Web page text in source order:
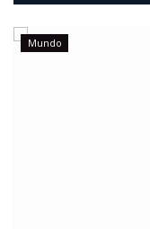
Mundo